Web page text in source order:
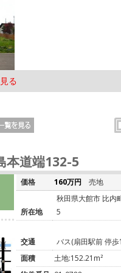
る
本道端132-5
価格 160万円 売地
所在地
秋田県大館市 比内
5
交通
バス(扇田駅前 停歩
面積
土地:152.21m²